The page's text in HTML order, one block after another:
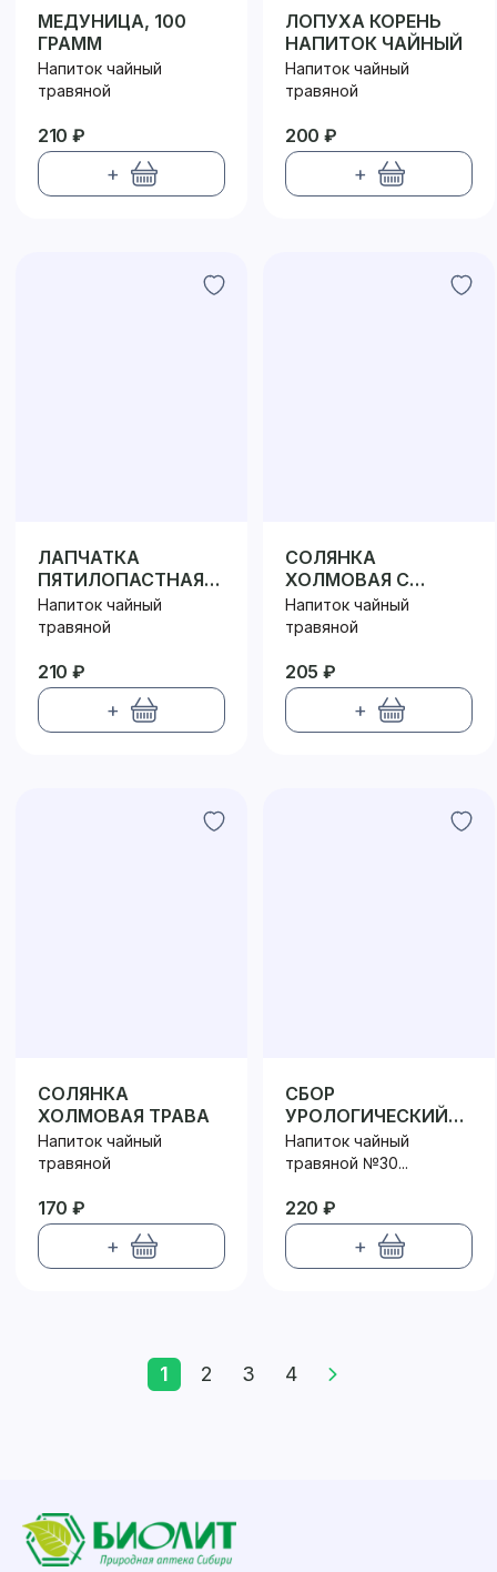
МЕДУНИЦА, 100
ГРАММ
Напиток чайный
травяной
210 ₽
+
ЛОПУХА КОРЕНЬ
НАПИТОК ЧАЙНЫЙ
Напиток чайный
травяной
200 ₽
+
ЛАПЧАТКА
ПЯТИЛОПАСТНАЯ
(КУРИЛЬСКИЙ ЧАЙ)
Напиток чайный
травяной
210 ₽
+
СОЛЯНКА
ХОЛМОВАЯ С
ПОБЕГАМИ
КУРИЛЬСКОГО ЧАЯ
Напиток чайный
травяной
205 ₽
+
СОЛЯНКА
ХОЛМОВАЯ ТРАВА
Напиток чайный
травяной
170 ₽
+
СБОР
УРОЛОГИЧЕСКИЙ
№30 ФИЛЬТР-
ПАКЕТ
Напиток чайный
травяной №30...
220 ₽
+
1 2 3 4